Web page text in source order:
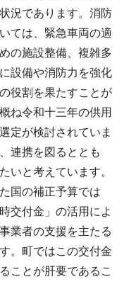
況であります。消防
ては、緊急車両の適
の施設整備、複雑多
設備や消防力を強化
役割を果たすことが
ね令和十三年の供用
定が検討されていま
連携を図るととも
いと考えています。
国の補正予算では
交付金」の活用によ
業者の支援を主たる
。町ではこの交付金
ことが肝要であるこ